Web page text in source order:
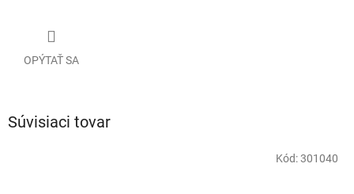
OPÝTAŤ SA
Súvisiaci tovar
Kód:301040